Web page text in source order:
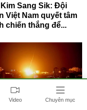
Kim Sang Sik: Đội
Việt Nam quyết tâm
chiến thắng để...
Video Chuyên mục